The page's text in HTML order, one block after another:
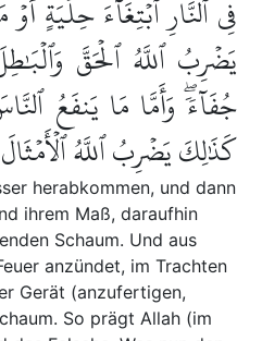
فِي ٱلنَّارِ ٱبۡتِغَآءَ حِلۡيَةٍ
يَضۡرِبُ ٱللَّهُ ٱلۡحَقَّ
جُفَآءٗۖ وَأَمَّا مَا يَنفَعُ
كَذَٰلِكَ يَضۡرِبُ ٱللَّهُ ٱلۡأَمۡثَالَ
herabkommen, und dann
ihrem Maß, daraufhin
Schaum. Und aus
anzündet, im Trachten
Gerät (anzufertigen,
So prägt Allah (im